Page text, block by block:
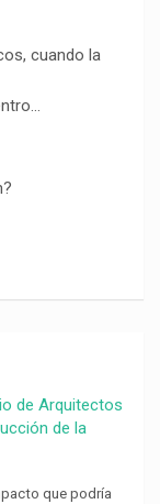
cuando la
de Arquitectos
de la
que podría